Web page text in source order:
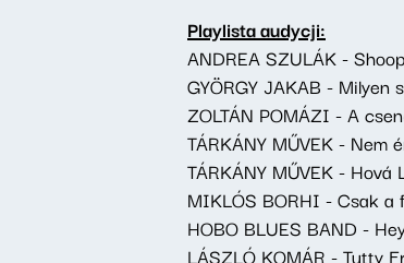
Playlista audycji:
ANDREA SZULÁK -
GYÖRGY JAKAB - Milyen
ZOLTÁN POMÁZI - A
TÁRKÁNY MŰVEK - Nem
TÁRKÁNY MŰVEK -
MIKLÓS BORHI - Csak a
HOBO BLUES BAND -
LÁSZLÓ KOMÁR - Tutty